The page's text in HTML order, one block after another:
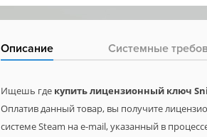
Описание Системные
Ищешь где купить лицензионный ключ
Оплатив данный товар, вы получите
системе Steam на e-mail, указанный в